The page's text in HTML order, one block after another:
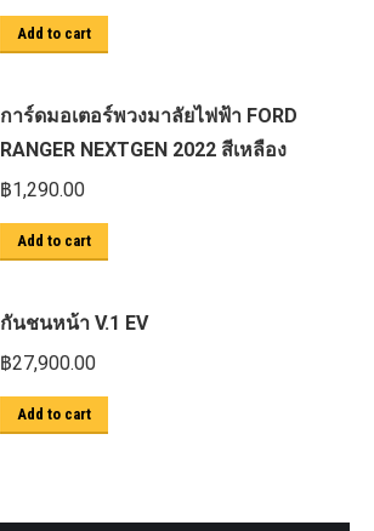
Add to cart
การ์ดมอเตอร์พวงมาลัยไฟฟ้า FORD
RANGER NEXTGEN 2022 สีเหลือง
฿1,290.00
Add to cart
กันชนหน้า V.1 EV
฿27,900.00
Add to cart